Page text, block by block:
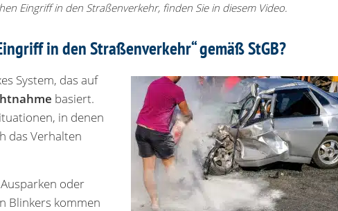
Eingriff in den Straßenverkehr, finden Sie in diesem Video.
in den Straßenverkehr“ gemäß StGB?
System, das auf
basiert.
in denen
das Verhalten
oder
Blinkers kommen